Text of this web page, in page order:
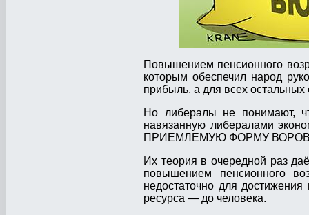
Повышением пенсионного
которым обеспечил народ
прибыль, а для всех остальных
Но либералы не понимают,
навязанную либералами
ПРИЕМЛЕМУЮ ФОРМУ
Их теория в очередной раз
повышением пенсионного
недостаточно для
ресурса — до человека.